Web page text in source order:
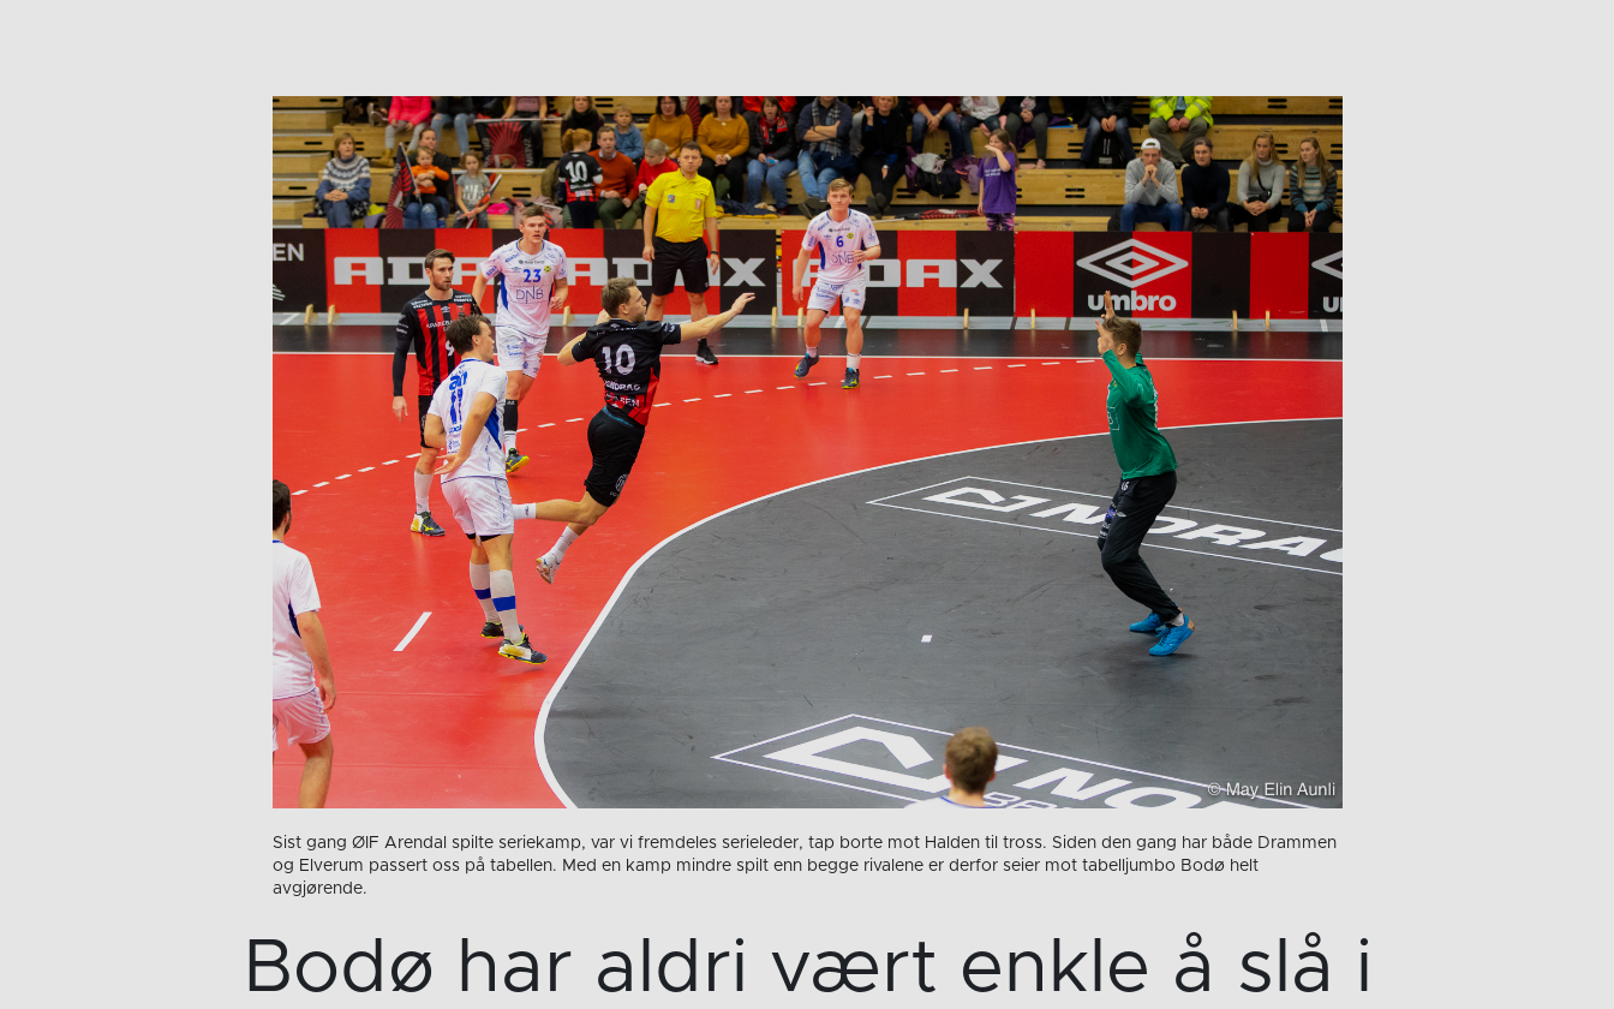
Sist gang ØIF Arendal spilte seriekamp, var vi fremdeles serieleder, tap borte mot Halden til tross. Siden den gang har både Drammen
og Elverum passert oss på tabellen. Med en kamp mindre spilt enn begge rivalene er derfor seier mot tabelljumbo Bodø helt
avgjørende.
Bodø har aldri vært enkle å slå i